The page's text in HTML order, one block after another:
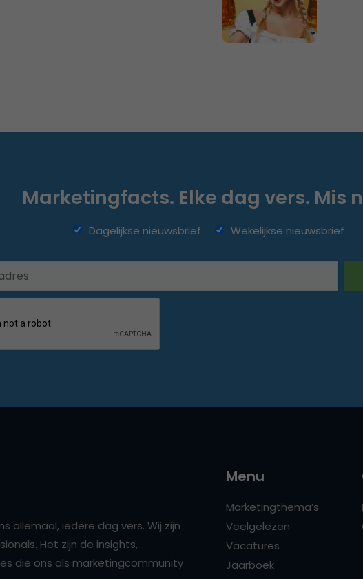
Marketingfacts. Elke dag vers. Mis
Dagelijkse nieuwsbrief Wekelijkse nieuwsbrief
allemaal, iedere dag vers. Wij zijn
Het zijn de insights,
die ons als marketingcommunity
Menu
Marketingthema’s
Veelgelezen
Vacatures
Jaarboek